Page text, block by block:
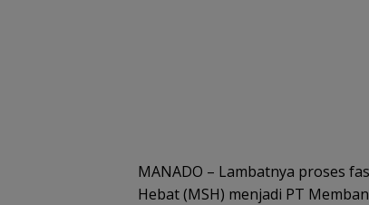
MANADO – Lambatnya proses
Hebat (MSH) menjadi PT